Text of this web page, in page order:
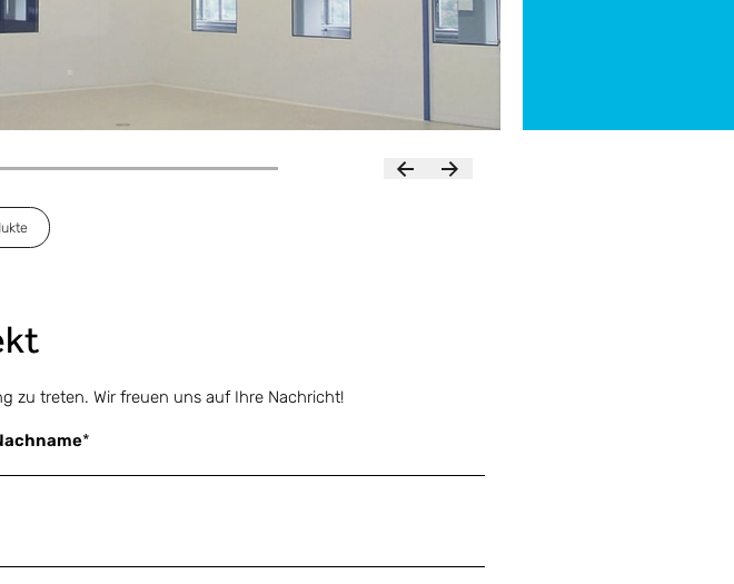
zu treten. Wir freuen uns auf Ihre Nachricht!
*